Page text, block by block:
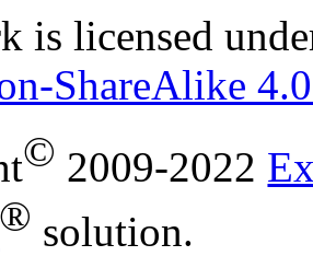
is licensed
ShareAlike
© 2009-2022
® solution.